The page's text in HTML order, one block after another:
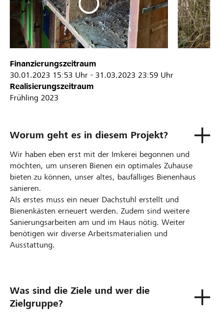
Finanzierungszeitraum
30.01.2023 15:53 Uhr - 31.03.2023 23:59 Uhr
Realisierungszeitraum
Frühling 2023
Worum geht es in diesem Projekt?
Wir haben eben erst mit der Imkerei begonnen und
möchten, um unseren Bienen ein optimales Zuhause
bieten zu können, unser altes, baufälliges Bienenhaus
sanieren.
Als erstes muss ein neuer Dachstuhl erstellt und
Bienenkästen erneuert werden. Zudem sind weitere
Sanierungsarbeiten am und im Haus nötig. Weiter
benötigen wir diverse Arbeitsmaterialien und
Ausstattung.
Was sind die Ziele und wer die
Zielgruppe?